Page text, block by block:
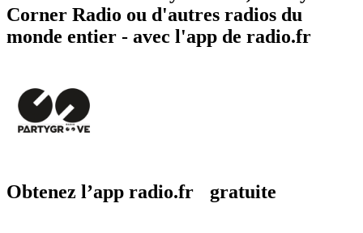
Corner Radio ou d'autres radios du
monde entier - avec l'app de radio.fr
Obtenez l’app radio.fr gratuite